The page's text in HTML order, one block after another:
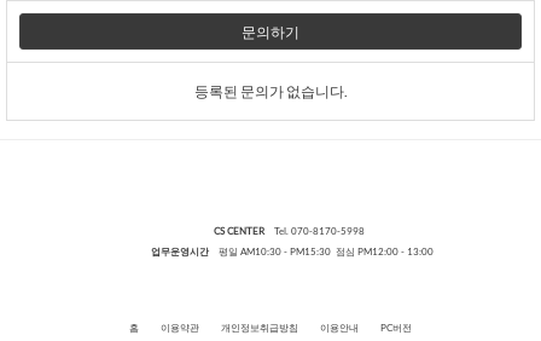
문의하기
등록된 문의가 없습니다.
CS CENTER Tel. 070-8170-5998
업무운영시간평일 AM10:30 - PM15:30 점심 PM12:00 - 13:00
홈 이용약관 개인정보취급방침 이용안내 PC버전